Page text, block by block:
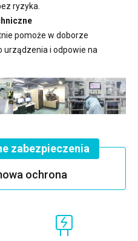
ryzyka.
pomoże w doborze
urządzenia i odpowie na
zabezpieczenia
ochrona